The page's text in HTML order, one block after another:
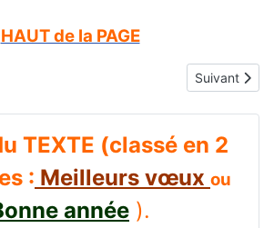
HAUT de la PAGE
année mon amour Article
Suivant
TEXTE (classé en 2
: Meilleurs vœux ou
année ).